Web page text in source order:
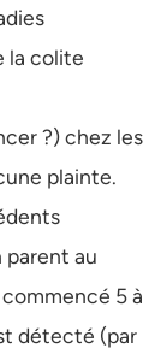
la colite
?) chez les
plainte.
parent au
5 à
détecté (par